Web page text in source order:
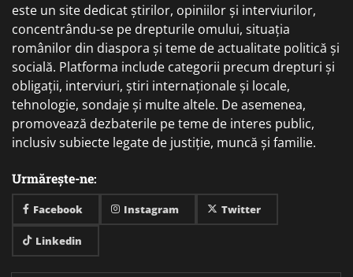
este un site dedicat știrilor, opiniilor și interviurilor,
concentrându-se pe drepturile omului, situația
românilor din diaspora și teme de actualitate politică și
socială. Platforma include categorii precum drepturi și
obligații, interviuri, știri internaționale și locale,
tehnologie, sondaje și multe altele. De asemenea,
promovează dezbaterile pe teme de interes public,
inclusiv subiecte legate de justiție, muncă și familie.
Urmărește-ne:
Facebook Instagram Twitter
Linkedin